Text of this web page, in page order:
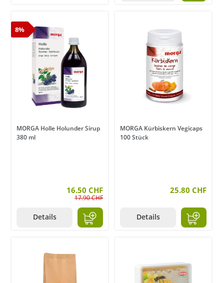
8%
MORGA Holle Holunder Sirup
380 ml
16.50 CHF
17.90 CHF
Details
MORGA Kürbiskern Vegicaps
100 Stück
25.80 CHF
Details